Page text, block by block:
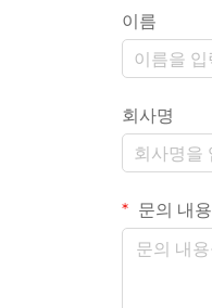
이름
회사명
문의 내용